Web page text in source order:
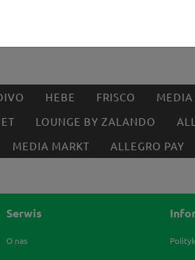
HEBE FRISCO MEDIA
LOUNGE BY ZALANDO
MEDIA MARKT ALLEGRO PAY
Serwis
O nas